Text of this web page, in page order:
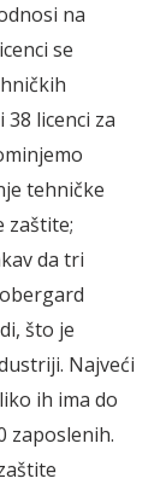
na
se
licenci za
tehničke
zaštite;
da tri
što je
Najveći
ih ima do
zaposlenih.